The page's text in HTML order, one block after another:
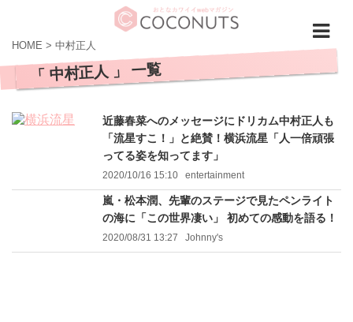
HOME > 中村正人
「 中村正人 」 一覧
近藤春菜へのメッセージにドリカム中村正人も
「流星すこ！」と絶賛！横浜流星「人一倍頑張
ってる姿を知ってます」
2020/10/16 15:10 entertainment
嵐・松本潤、先輩のステージで見たペンライト
の海に「この世界凄い」 初めての感動を語る！
2020/08/31 13:27 Johnny's